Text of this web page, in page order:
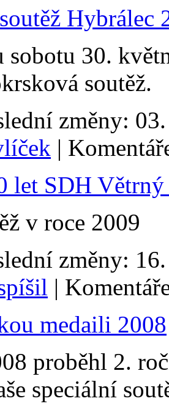
Hybrálec
sobotu 30.
soutěž.
změny:
|
let SDH
v roce 2009
změny:
|
medaili 2008
proběhl 2.
speciální